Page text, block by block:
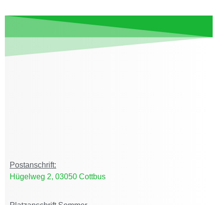
Postanschrift:
Hügelweg 2, 03050 Cottbus